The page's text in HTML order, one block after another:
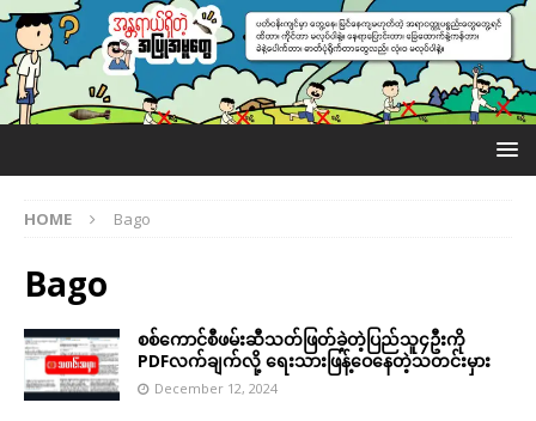
HOME Bago
Bago
စစ်ကောင်စီဖမ်းဆီသတ်ဖြတ်ခဲ့တဲ့ပြည်သူ၄ဦးကို
PDFလက်ချက်လို့ ရေးသားဖြန့်ဝေနေတဲ့သတင်းမှား
December 12, 2024